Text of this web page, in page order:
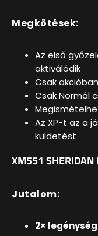
Megkötések:
Az első
aktiválódik
Csak
Csak Normál
Az XP-t az a
küldetést
XM551 SHERIDAN
Jutalom:
2×